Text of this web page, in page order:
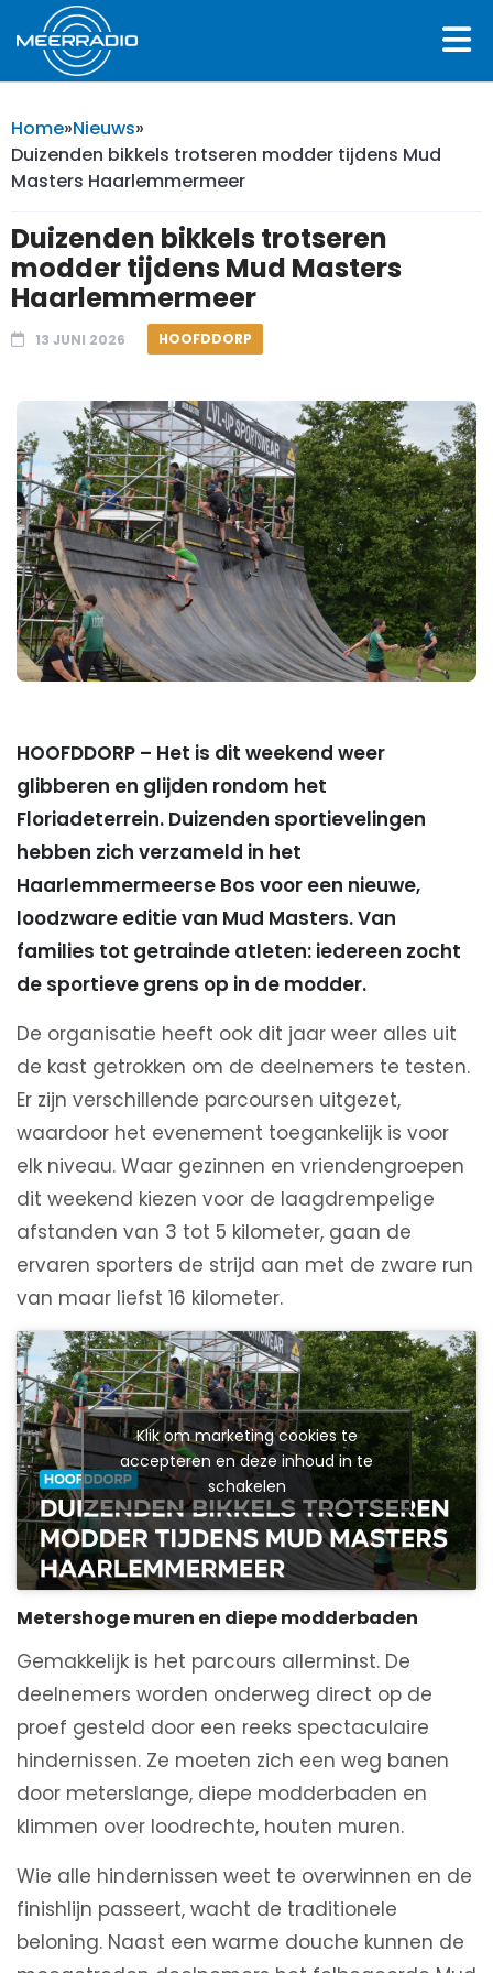
Home»Nieuws»
Duizenden bikkels trotseren modder tijdens Mud
Masters Haarlemmermeer
Duizenden bikkels trotseren
modder tijdens Mud Masters
Haarlemmermeer
13 JUNI 2026 HOOFDDORP
HOOFDDORP – Het is dit weekend weer
glibberen en glijden rondom het
Floriadeterrein. Duizenden sportievelingen
hebben zich verzameld in het
Haarlemmermeerse Bos voor een nieuwe,
loodzware editie van Mud Masters. Van
families tot getrainde atleten: iedereen zocht
de sportieve grens op in de modder.
De organisatie heeft ook dit jaar weer alles uit
de kast getrokken om de deelnemers te testen.
Er zijn verschillende parcoursen uitgezet,
waardoor het evenement toegankelijk is voor
elk niveau. Waar gezinnen en vriendengroepen
dit weekend kiezen voor de laagdrempelige
afstanden van 3 tot 5 kilometer, gaan de
ervaren sporters de strijd aan met de zware run
van maar liefst 16 kilometer.
Klik om marketing cookies te
accepteren en deze inhoud in te
schakelen
Metershoge muren en diepe modderbaden
Gemakkelijk is het parcours allerminst. De
deelnemers worden onderweg direct op de
proef gesteld door een reeks spectaculaire
hindernissen. Ze moeten zich een weg banen
door meterslange, diepe modderbaden en
klimmen over loodrechte, houten muren.
Wie alle hindernissen weet te overwinnen en de
finishlijn passeert, wacht de traditionele
beloning. Naast een warme douche kunnen de